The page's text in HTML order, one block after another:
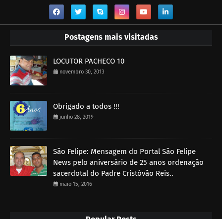
Postagens mais visitadas
LOCUTOR PACHECO 10
novembro 30, 2013
Obrigado a todos !!!
junho 28, 2019
São Felipe: Mensagem do Portal São Felipe
News pelo aniversário de 25 anos ordenação
sacerdotal do Padre Cristóvão Reis..
maio 15, 2016